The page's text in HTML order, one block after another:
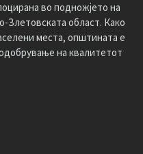
во подножјето на
Злетовската област. Како
места, општината е
на квалитетот